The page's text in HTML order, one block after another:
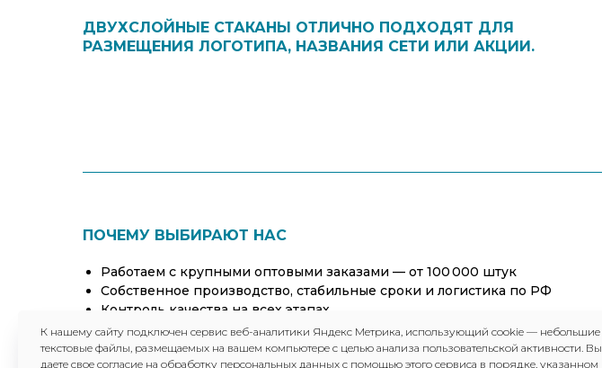
ДВУХСЛОЙНЫЕ СТАКАНЫ ОТЛИЧНО ПОДХОДЯТ ДЛЯ
РАЗМЕЩЕНИЯ ЛОГОТИПА, НАЗВАНИЯ СЕТИ ИЛИ АКЦИИ.
ПОЧЕМУ ВЫБИРАЮТ НАС
Работаем с крупными оптовыми заказами — от 100 000 штук
Собственное производство, стабильные сроки и логистика по РФ
Контроль качества на всех этапах
Более 35 лет в упаковочном сегменте HoReCa и ритейла
К нашему сайту подключен сервис веб-аналитики Яндекс Метрика, использующий cookie — небольшие
текстовые файлы, размещаемых на вашем компьютере с целью анализа пользовательской активности. Вы
даете свое согласие на обработку персональных данных с помощью этого сервиса в порядке, указанном